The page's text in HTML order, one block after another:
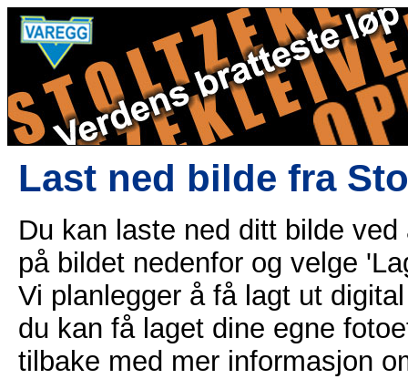
Last ned bilde fra
Du kan laste ned ditt bilde
på bildet nedenfor og velge
Vi planlegger å få lagt ut
du kan få laget dine egne
tilbake med mer informasjon